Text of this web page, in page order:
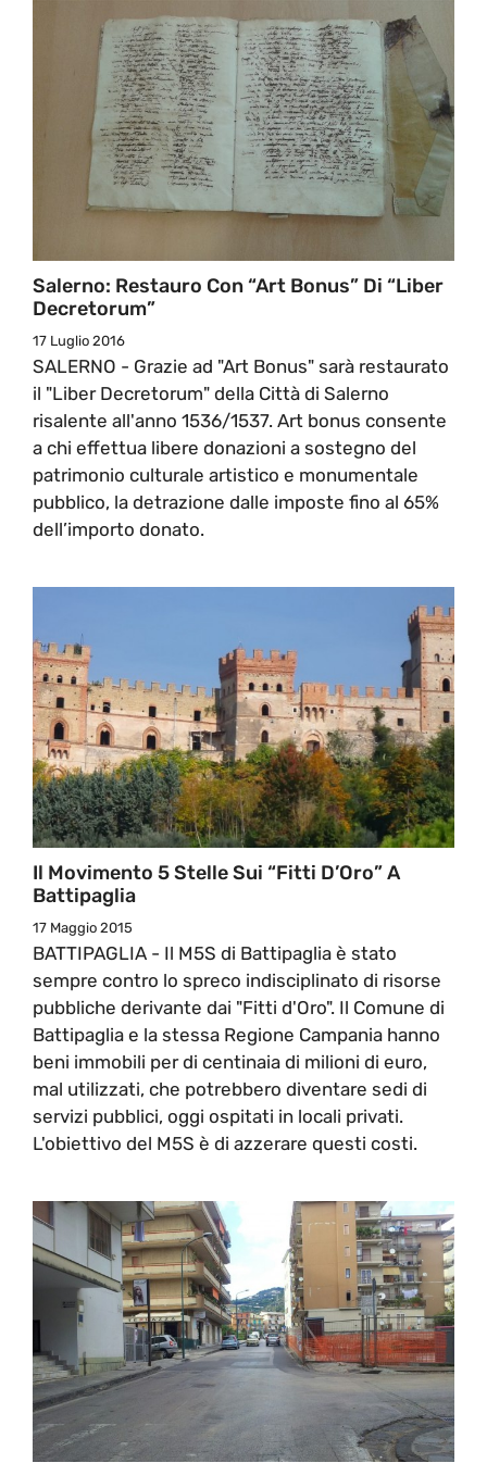
Salerno: Restauro Con “Art Bonus” Di “Liber
Decretorum”
17 Luglio 2016
SALERNO - Grazie ad "Art Bonus" sarà restaurato
il "Liber Decretorum" della Città di Salerno
risalente all'anno 1536/1537. Art bonus consente
a chi effettua libere donazioni a sostegno del
patrimonio culturale artistico e monumentale
pubblico, la detrazione dalle imposte fino al 65%
dell’importo donato.
Il Movimento 5 Stelle Sui “Fitti D’Oro” A
Battipaglia
17 Maggio 2015
BATTIPAGLIA - Il M5S di Battipaglia è stato
sempre contro lo spreco indisciplinato di risorse
pubbliche derivante dai "Fitti d'Oro". Il Comune di
Battipaglia e la stessa Regione Campania hanno
beni immobili per di centinaia di milioni di euro,
mal utilizzati, che potrebbero diventare sedi di
servizi pubblici, oggi ospitati in locali privati.
L'obiettivo del M5S è di azzerare questi costi.